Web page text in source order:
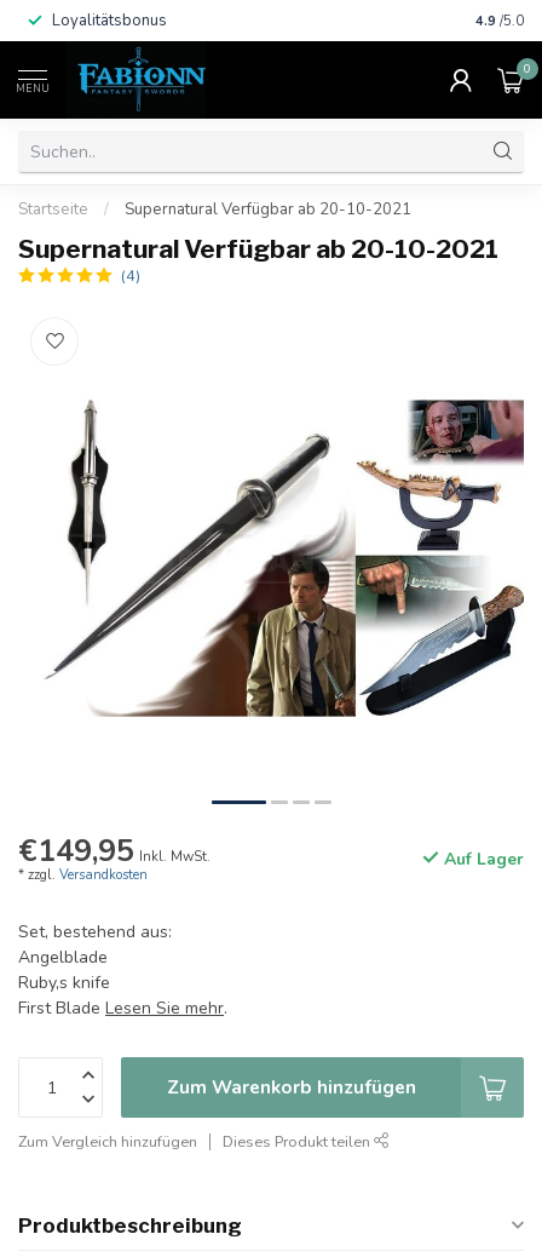
Loyalitätsbonus 4.9 /5.0
MENU
0
Startseite / Supernatural Verfügbar ab 20-10-2021
Supernatural Verfügbar ab 20-10-2021
(4)
€149,95 Inkl. MwSt.
* zzgl. Versandkosten
Auf Lager
Set, bestehend aus:
Angelblade
Ruby,s knife
First Blade Lesen Sie mehr.
Zum Warenkorb hinzufügen
Zum Vergleich hinzufügen Dieses Produkt teilen
Produktbeschreibung